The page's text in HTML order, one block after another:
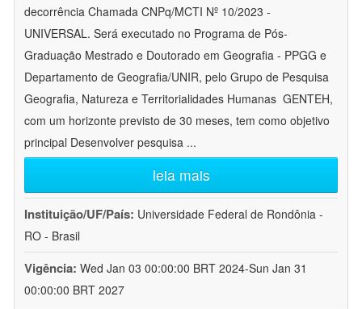
decorrência Chamada CNPq/MCTI Nº 10/2023 -
UNIVERSAL. Será executado no Programa de Pós-
Graduação Mestrado e Doutorado em Geografia - PPGG e
Departamento de Geografia/UNIR, pelo Grupo de Pesquisa
Geografia, Natureza e Territorialidades Humanas  GENTEH,
com um horizonte previsto de 30 meses, tem como objetivo
principal Desenvolver pesquisa ...
leia mais
Instituição/UF/País: Universidade Federal de Rondônia -
RO - Brasil
Vigência: Wed Jan 03 00:00:00 BRT 2024-Sun Jan 31
00:00:00 BRT 2027